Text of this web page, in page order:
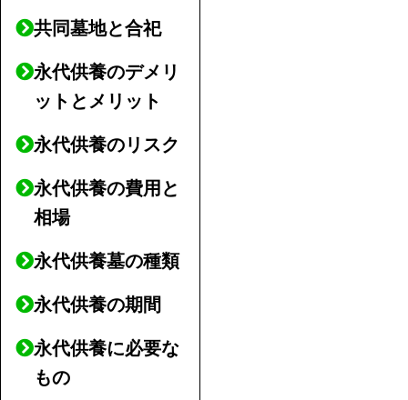
共同墓地と合祀
永代供養のデメリ
ットとメリット
永代供養のリスク
永代供養の費用と
相場
永代供養墓の種類
永代供養の期間
永代供養に必要な
もの